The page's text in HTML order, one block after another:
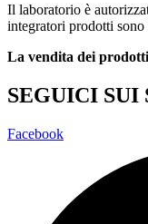
Il laboratorio è
integratori prodotti
La vendita dei prodotti
SEGUICI SUI
Facebook